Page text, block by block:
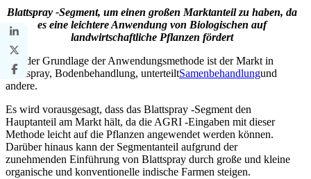
Blattspray -Segment, um einen großen Marktanteil zu haben, da
es eine leichtere Anwendung von Biologischen auf
landwirtschaftliche Pflanzen fördert
Auf der Grundlage der Anwendungsmethode ist der Markt in
Blattspray, Bodenbehandlung, unterteiltSamenbehandlungund
andere.
Es wird vorausgesagt, dass das Blattspray -Segment den
Hauptanteil am Markt hält, da die AGRI -Eingaben mit dieser
Methode leicht auf die Pflanzen angewendet werden können.
Darüber hinaus kann der Segmentanteil aufgrund der
zunehmenden Einführung von Blattspray durch große und kleine
organische und konventionelle indische Farmen steigen.